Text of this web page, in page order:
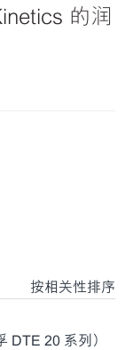
的润
按相关性排序
DTE 20 系列）